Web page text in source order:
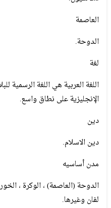
العاصمة
الدوحة.
لغة
اللغة العربية هي اللغة الرسمية
الإنجليزية على نطاق واسع.
دين
دين الاسلام.
مدن أساسيه
الدوحة (العاصمة) ، الوكرة ،
لفان وغيرها.